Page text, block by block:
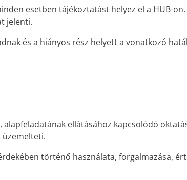
esetben tájékoztatást helyez el a HUB-
jelenti.
és a hiányos rész helyett a vonatkozó
ellátásához kapcsolódó
üzemelteti.
történő használata, forgalmazása,